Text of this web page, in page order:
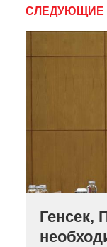
СЛЕДУЮЩИЕ
Генсек,